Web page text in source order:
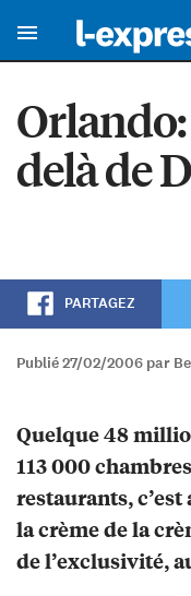
delà de
PARTAGEZ
Publié 27/02/2006 par
Quelque 48
113 000
restaurants,
la crème de la
de l’exclusivité,